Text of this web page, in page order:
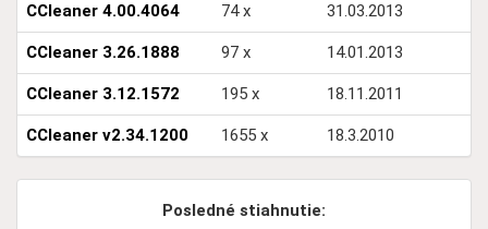
CCleaner 4.00.4064 74 x 31.03.2013
CCleaner 3.26.1888 97 x 14.01.2013
CCleaner 3.12.1572 195 x 18.11.2011
CCleaner v2.34.1200 1655 x 18.3.2010
Posledné stiahnutie: